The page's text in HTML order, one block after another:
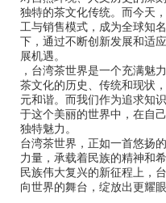
独特的茶文化传统。而今天
工与销售模式，成为全球知
下，通过不断创新发展和适
展机遇。
，台湾茶世界是一个充满魅
茶文化的历史、传统和现状
元和谐。而我们作为追求知
于这个美丽的世界中，在自
独特魅力。
台湾茶世界，正如一首悠扬
力量，承载着民族的精神和
民族伟大复兴的新征程上，
向世界的舞台，绽放出更耀